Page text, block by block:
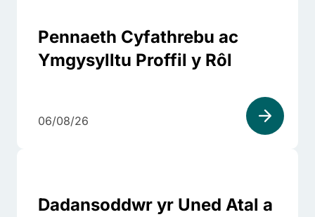
Pennaeth Cyfathrebu ac
Ymgysylltu Proffil y Rôl
06/08/26
Dadansoddwr yr Uned Atal a